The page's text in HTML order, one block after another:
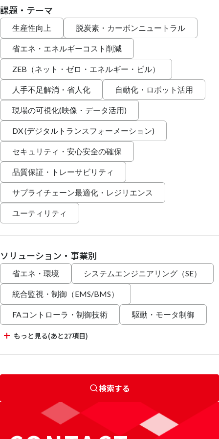
課題・テーマ
生産性向上 脱炭素・カーボンニュートラル
省エネ・エネルギーコスト削減
ZEB（ネット・ゼロ・エネルギー・ビル）
人手不足解消・省人化 自動化・ロボット活用
現場の可視化(映像・データ活用)
DX (デジタルトランスフォーメーション)
セキュリティ・安心安全の確保
品質保証・トレーサビリティ
サプライチェーン最適化・レジリエンス
ユーティリティ
ソリューション・事業別
省エネ・環境 システムエンジニアリング（SE）
統合監視・制御（EMS/BMS）
FAコントローラ・制御技術 駆動・モータ制御
もっと見る(あと27項目)
検索する